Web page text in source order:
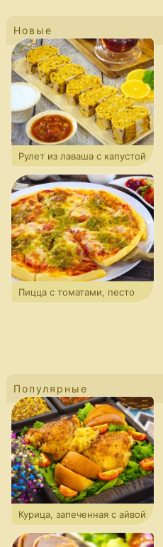
Новые
Рулет из лаваша с капустой
Пицца с томатами, песто
Популярные
Курица, запеченная с айвой